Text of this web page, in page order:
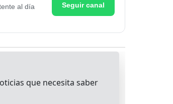
al día
Seguir canal